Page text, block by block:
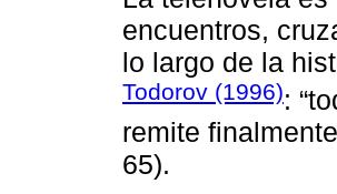
encuentros,
lo largo de la
Todorov (1996):
remite
65).